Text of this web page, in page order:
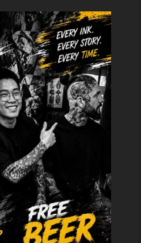
sen
dữ dội thể hiện sự hòa hợp với
Yếu tố nước nhấn mạnh mối
năng lượng mang lại sự